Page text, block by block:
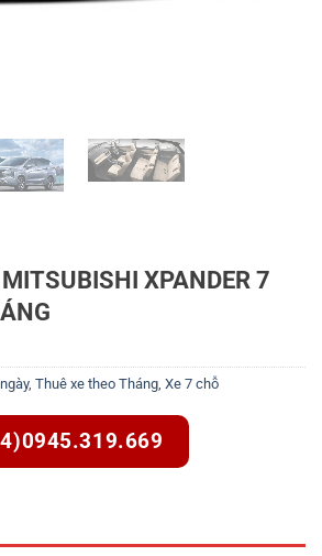
XPANDER 7
, Thuê xe theo Tháng Xe 7 chỗ